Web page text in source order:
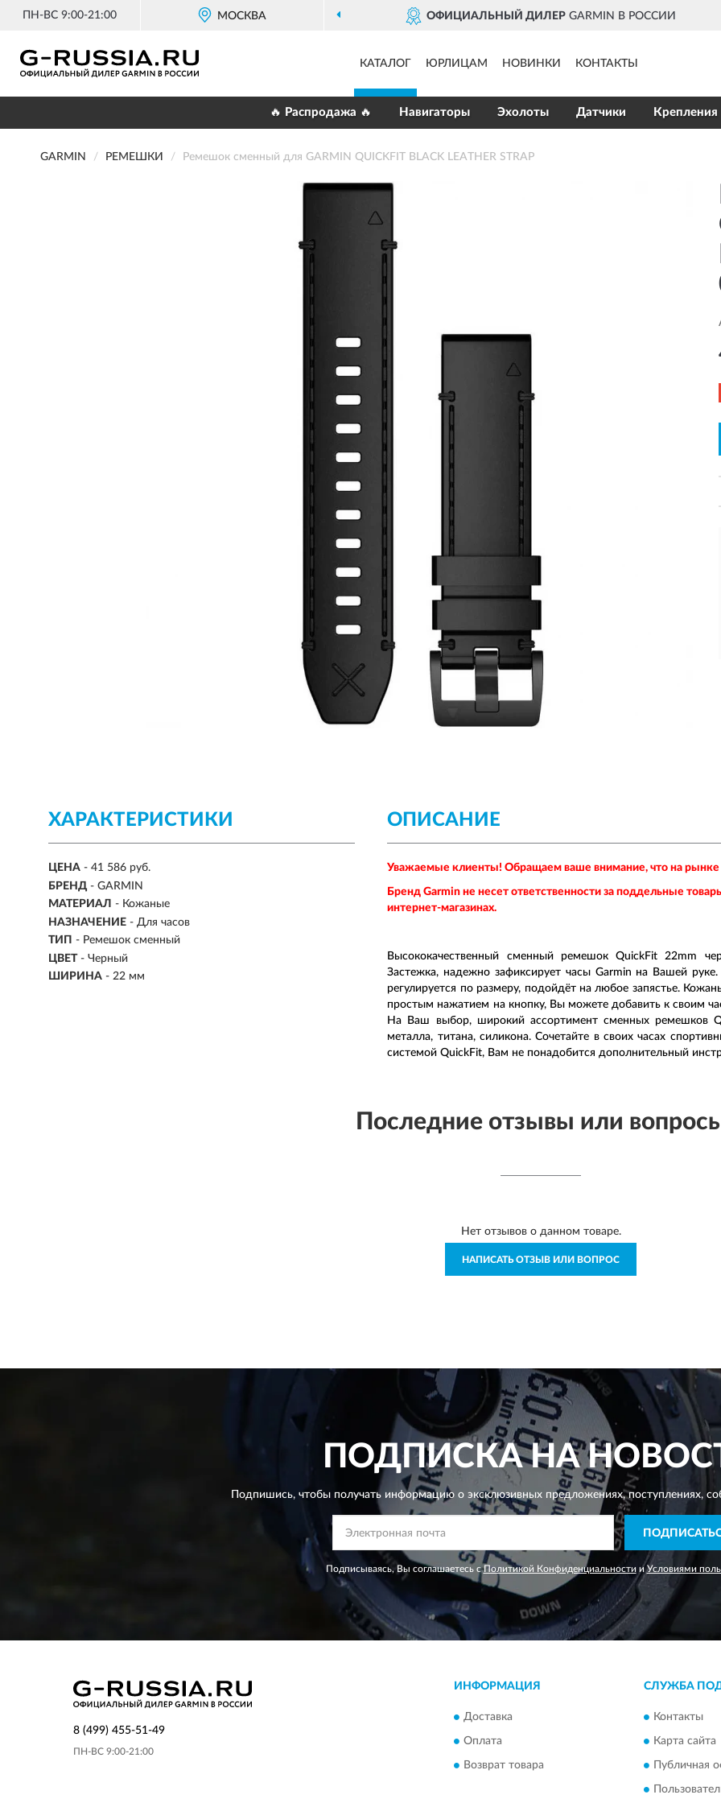
ПН-ВС 9:00-21:00 МОСКВА ОФИЦИАЛЬНЫЙ ДИЛЕРGARMIN В РОССИИ
КАТАЛОГ ЮРЛИЦАМ НОВИНКИ КОНТАКТЫ
🔥 Распродажа 🔥 Навигаторы Эхолоты Датчики Крепления
GARMIN РЕМЕШКИ Ремешок сменный для GARMIN QUICKFIT BLACK LEATHER STRAP
ХАРАКТЕРИСТИКИ
ЦЕНА - 41 586 руб.
БРЕНД - GARMIN
МАТЕРИАЛ - Кожаные
НАЗНАЧЕНИЕ - Для часов
ТИП - Ремешок сменный
ЦВЕТ - Черный
ШИРИНА - 22 мм
ОПИСАНИЕ
Уважаемые клиенты! Обращаем ваше внимание, что на
БрендGarminне несет ответственности за поддельные
интернет-магазинах.
Высококачественный сменный ремешок QuickFit 22mm
Застежка, надежно зафиксирует часы Garmin на Вашей
регулируется по размеру, подойдёт на любое запястье.
простым нажатием на кнопку, Вы можете добавить к своим
На Ваш выбор, широкий ассортимент сменных ремешков
металла, титана, силикона. Сочетайте в своих часах
системой QuickFit, Вам не понадобится дополнительный
Последние отзывы или
Нет отзывов о данном товаре.
НАПИСАТЬ ОТЗЫВ ИЛИ ВОПРОС
ПОДПИСКА НА
Подпишись, чтобы получать информацию о эксклюзивных предложениях,поступлениях,
Подписываясь, Вы соглашаетесь сПолитикой Конфиденциальности иУсловиями
8 (499) 455-51-49
ПН-ВС 9:00-21:00
ИНФОРМАЦИЯ
Доставка
Оплата
Возврат товара
СЛУЖБА
Контакты
Карта сайта
Публичная